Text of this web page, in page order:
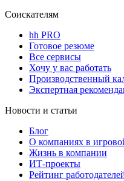
Соискателям
hh PRO
Готовое резюме
Все сервисы
Хочу у вас работать
Производственный
Экспертная
Новости и статьи
Блог
О компаниях в
Жизнь в компании
ИТ-проекты
Рейтинг